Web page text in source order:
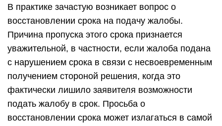
В практике зачастую возникает вопрос о
восстановлении срока на подачу жалобы.
Причина пропуска этого срока признается
уважительной, в частности, если жалоба подана
с нарушением срока в связи с несвоевременным
получением стороной решения, когда это
фактически лишило заявителя возможности
подать жалобу в срок. Просьба о
восстановлении срока может излагаться в самой